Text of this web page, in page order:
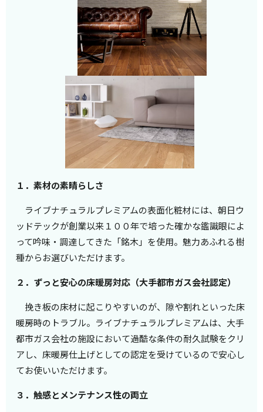
１．素材の素晴らしさ
ライブナチュラルプレミアムの表面化粧材には、朝日ウ
ッドテックが創業以来１００年で培った確かな鑑識眼によ
って吟味・調達してきた「銘木」を使用。魅力あふれる樹
種からお選びいただけます。
２．ずっと安心の床暖房対応（大手都市ガス会社認定）
挽き板の床材に起こりやすいのが、隙や割れといった床
暖房時のトラブル。ライブナチュラルプレミアムは、大手
都市ガス会社の施設において過酷な条件の耐久試験をクリ
アし、床暖房仕上げとしての認定を受けているので安心し
てお使いいただけます。
３．触感とメンテナンス性の両立